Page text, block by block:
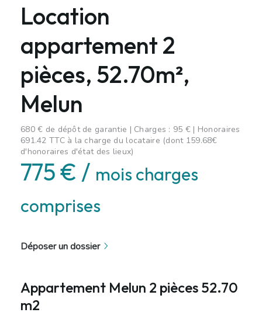
Location
appartement 2
pièces, 52.70m²,
Melun
680 € de dépôt de garantie | Charges : 95 € | Honoraires
691.42 TTC à la charge du locataire (dont 159.68€
d'honoraires d'état des lieux)
775 € / mois charges
comprises
Déposer un dossier
Appartement Melun 2 pièces 52.70
m2